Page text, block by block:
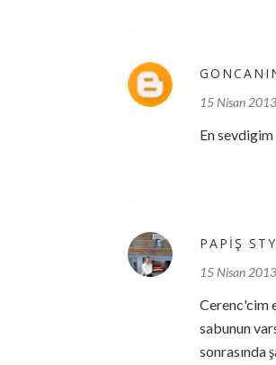
15 Nisan
En
PAPİŞ
15 Nisan
Cerenc'cim
sabunun
sonrasında